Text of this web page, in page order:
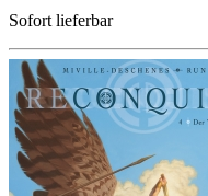
Sofort lieferbar